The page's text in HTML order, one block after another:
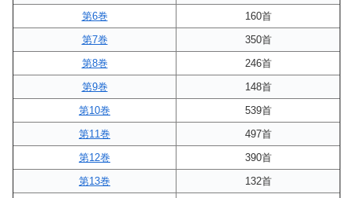
第6巻
160首
第7巻
350首
第8巻
246首
第9巻
148首
第10巻
539首
第11巻
497首
第12巻
390首
第13巻
132首